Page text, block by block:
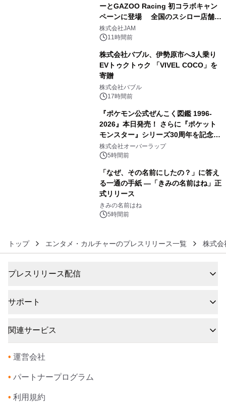
ーとGAZOO Racing 初コラボキャン
ペーンに登場 全国のスシロー店舗で
GR 4車種の FUNBOO(ミニカー)付き
メニューが展開されます
株式会社JAM
11時間前
株式会社バブル、伊勢原市へ3人乗り
EVトゥクトゥク 「VIVEL COCO」を
寄贈
株式会社バブル
17時間前
『ポケモン公式ぜんこく図鑑 1996-
2026』本日発売！ さらに『ポケット
モンスター』シリーズ30周年を記念し
た画集『ポケットモンスター ビジュア
ルアートブック』の発売決定！ 2026
株式会社オーバーラップ
5時間前
「なぜ、その名前にしたの？」に答え
る一通の手紙 ―「きみの名前はね」正
式リリース
きみの名前はね
5時間前
トップ エンタメ・カルチャーのプレスリリース一覧 株式会
プレスリリース配信
サポート
関連サービス
• 運営会社
• パートナープログラム
• 利用規約